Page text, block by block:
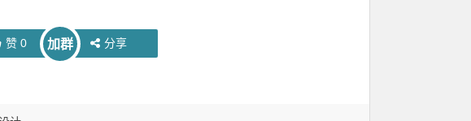
赞0 加群 分享